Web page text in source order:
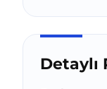
Detaylı